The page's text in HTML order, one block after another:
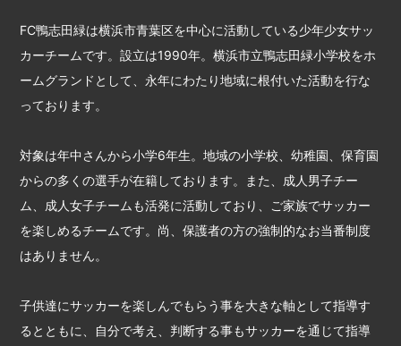
FC鴨志田緑は横浜市青葉区を中心に活動している少年少女サッ
カーチームです。設立は1990年。横浜市立鴨志田緑小学校をホ
ームグランドとして、永年にわたり地域に根付いた活動を行な
っております。
対象は年中さんから小学6年生。地域の小学校、幼稚園、保育園
からの多くの選手が在籍しております。また、成人男子チー
ム、成人女子チームも活発に活動しており、ご家族でサッカー
を楽しめるチームです。尚、保護者の方の強制的なお当番制度
はありません。
子供達にサッカーを楽しんでもらう事を大きな軸として指導す
るとともに、自分で考え、判断する事もサッカーを通じて指導